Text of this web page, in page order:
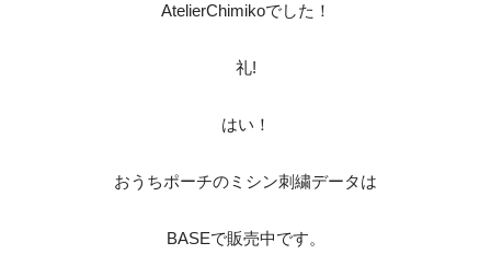
AtelierChimikoでした！
‎礼!‎
はい！
おうちポーチのミシン刺繍データは
BASEで販売中です。